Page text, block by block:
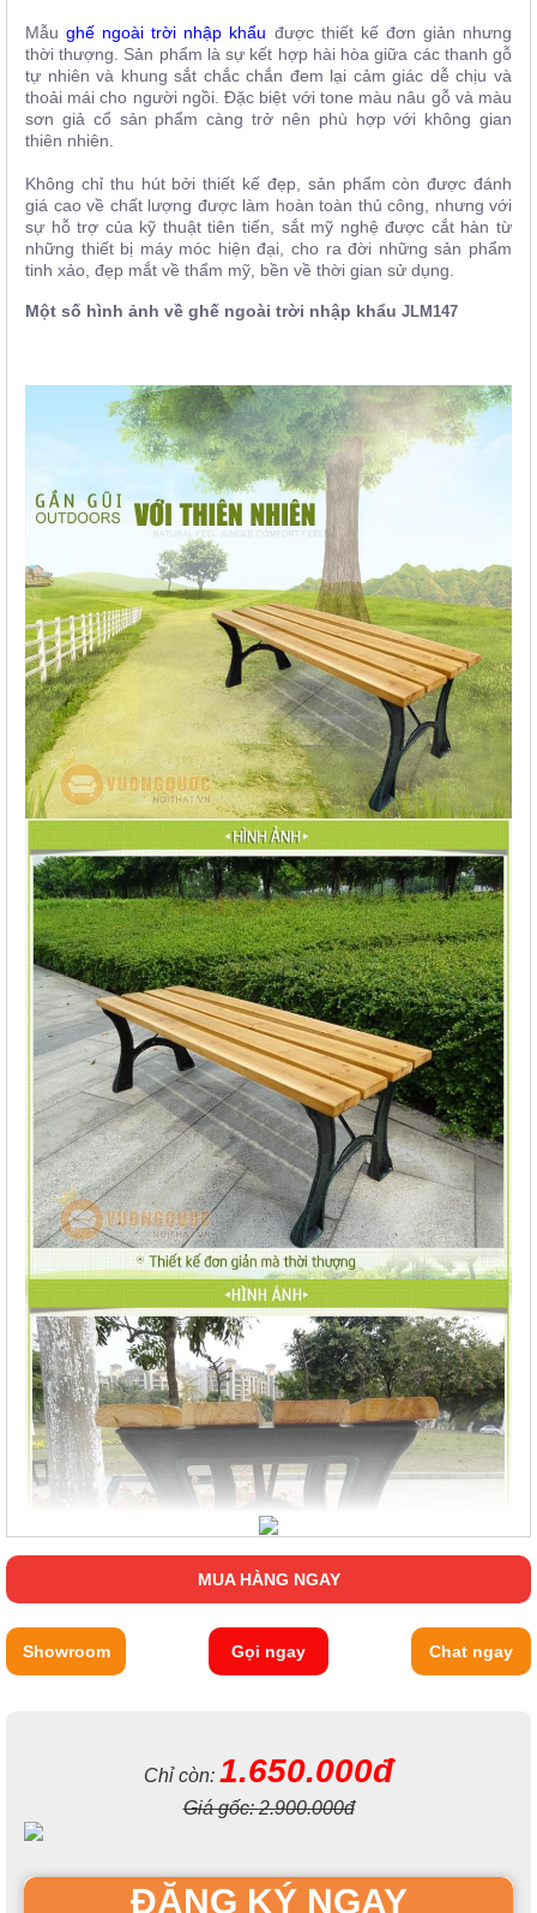
Mẫughế ngoài trời nhập khẩu được thiết kế đơn giản nhưng
thời thượng. Sản phẩm là sự kết hợp hài hòa giữa các thanh gỗ
tự nhiên và khung sắt chắc chắn đem lại cảm giác dễ chịu và
thoải mái cho người ngồi. Đặc biệt với tone màu nâu gỗ và màu
sơn giả cổ sản phẩm càng trở nên phù hợp với không gian
thiên nhiên.
Không chỉ thu hút bởi thiết kế đẹp, sản phẩm còn được đánh
giá cao về chất lượng được làm hoàn toàn thủ công, nhưng với
sự hỗ trợ của kỹ thuật tiên tiến, sắt mỹ nghệ được cắt hàn từ
những thiết bị máy móc hiện đại, cho ra đời những sản phẩm
tinh xảo, đẹp mắt về thẩm mỹ, bền về thời gian sử dụng.
Một số hình ảnh về ghế ngoài trời nhập khẩu JLM147
MUA HÀNG NGAY
Showroom Gọi ngay Chat ngay
Chỉ còn: 1.650.000đ
Giá gốc:2.900.000đ
ĐĂNG KÝ NGAY